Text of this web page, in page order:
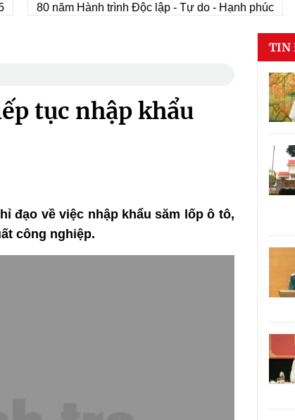
80 năm Hành trình Độc lập - Tự do - Hạnh phúc
tục nhập khẩu
đạo về việc nhập khẩu săm lốp ô tô,
công nghiệp.
TIN